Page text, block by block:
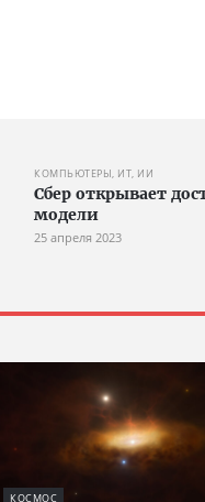
КОМПЬЮТЕРЫ, ИТ, ИИ
Сбер открывает
модели
25 апреля 2023
КОСМОС